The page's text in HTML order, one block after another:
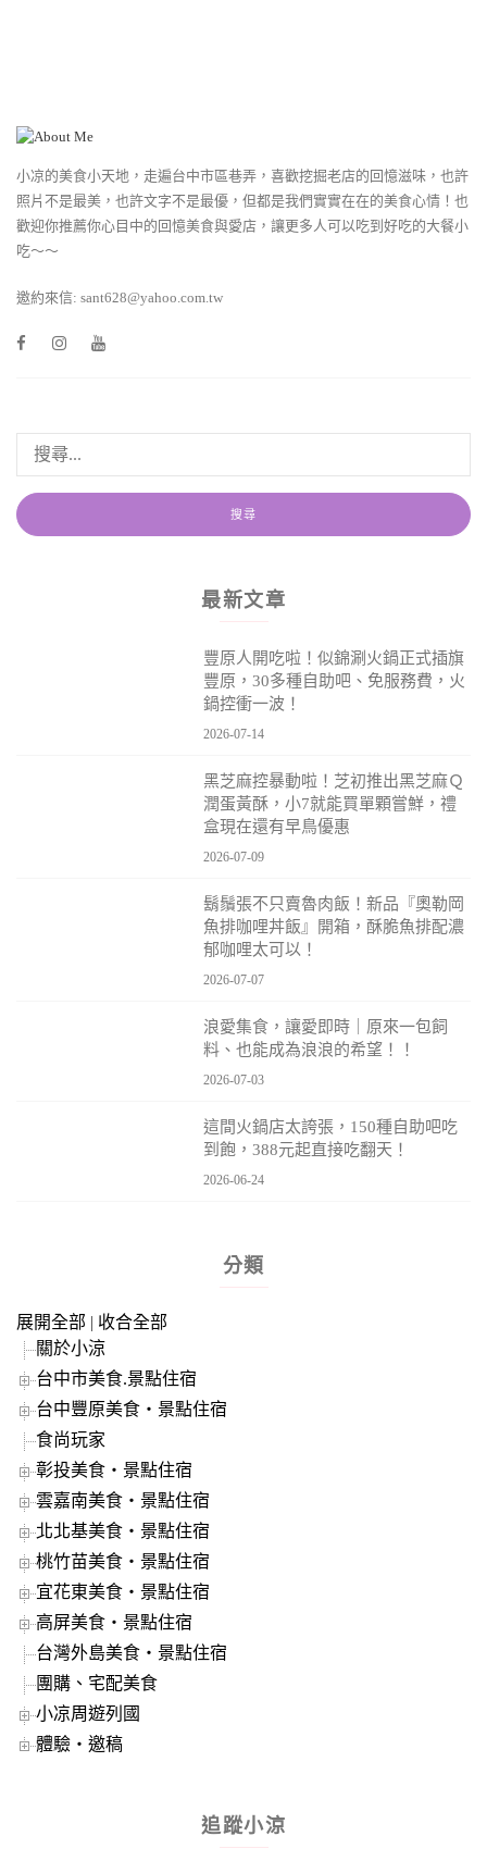
小凉的美食小天地，走遍台中市區巷弄，喜歡挖掘老店的回憶滋味，也許
照片不是最美，也許文字不是最優，但都是我們實實在在的美食心情！也
歡迎你推薦你心目中的回憶美食與愛店，讓更多人可以吃到好吃的大餐小
吃～～
邀約來信: sant628@yahoo.com.tw
最新文章
豐原人開吃啦！似錦涮火鍋正式插旗
豐原，30多種自助吧、免服務費，火
鍋控衝一波！
2026-07-14
黑芝麻控暴動啦！芝初推出黑芝麻Ｑ
潤蛋黃酥，小7就能買單顆嘗鮮，禮
盒現在還有早鳥優惠
2026-07-09
鬍鬚張不只賣魯肉飯！新品『奧勒岡
魚排咖哩丼飯』開箱，酥脆魚排配濃
郁咖哩太可以！
2026-07-07
浪愛集食，讓愛即時｜原來一包飼
料、也能成為浪浪的希望！！
2026-07-03
這間火鍋店太誇張，150種自助吧吃
到飽，388元起直接吃翻天！
2026-06-24
分類
展開全部 | 收合全部
關於小涼
台中市美食.景點住宿
台中豐原美食‧景點住宿
食尚玩家
彰投美食‧景點住宿
雲嘉南美食‧景點住宿
北北基美食‧景點住宿
桃竹苗美食‧景點住宿
宜花東美食‧景點住宿
高屏美食‧景點住宿
台灣外島美食‧景點住宿
團購、宅配美食
小凉周遊列國
體驗‧邀稿
追蹤小涼